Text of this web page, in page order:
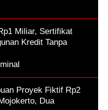
Miliar, Sertifikat
Kredit Tanpa
Proyek Fiktif Rp2
Dua